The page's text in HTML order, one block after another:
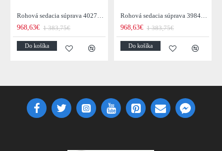
Rohová sedacia súprava 40276 Cozy - Zamat starorúžová
968,63€ 1 383,75€
Do košíka
Rohová sedacia súprava 39847 Cozy - Zamat tmavo modrá
968,63€ 1 383,75€
Do košíka